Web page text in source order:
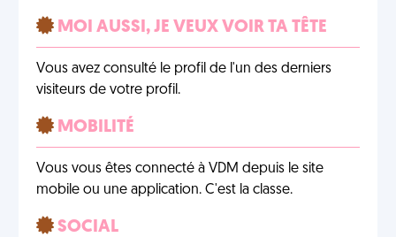
MOI AUSSI, JE VEUX VOIR TA TÊTE
Vous avez consulté le profil de l'un des derniers
visiteurs de votre profil.
MOBILITÉ
Vous vous êtes connecté à VDM depuis le site
mobile ou une application. C'est la classe.
SOCIAL